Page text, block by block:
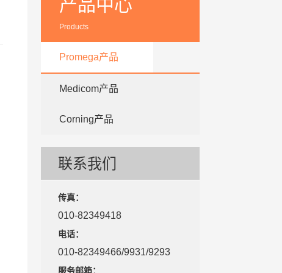
产品中心
Products
Promega产品
Medicom产品
Corning产品
联系我们
传真：
010-82349418
电话：
010-82349466/9931/9293
服务邮箱：